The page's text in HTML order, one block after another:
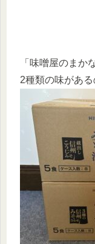
「味噌屋のまか
2種類の味がある